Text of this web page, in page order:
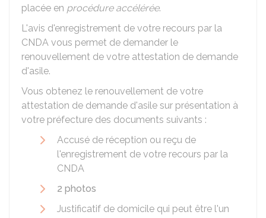
placée en procédure accélérée.
L'avis d'enregistrement de votre recours par la
CNDA vous permet de demander le
renouvellement de votre attestation de demande
d'asile.
Vous obtenez le renouvellement de votre
attestation de demande d'asile sur présentation à
votre préfecture des documents suivants :
Accusé de réception ou reçu de
l'enregistrement de votre recours par la
CNDA
2 photos
Justificatif de domicile qui peut être l'un